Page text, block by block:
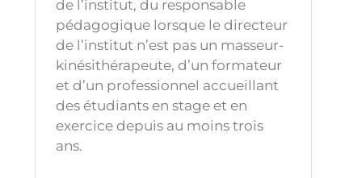
de l’institut, du responsable
pédagogique lorsque le directeur
de l’institut n’est pas un masseur-
kinésithérapeute, d’un formateur
et d’un professionnel accueillant
des étudiants en stage et en
exercice depuis au moins trois
ans.